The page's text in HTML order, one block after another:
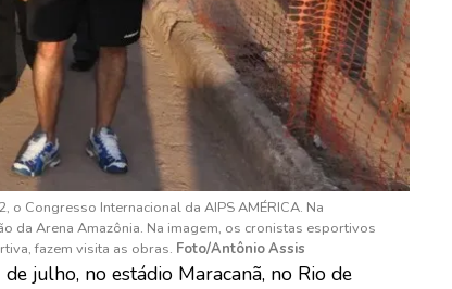
Congresso Internacional da AIPS AMÉRICA. Na
da Arena Amazônia. Na imagem, os cronistas esportivos
fazem visita as obras. Foto/Antônio Assis
julho, no estádio Maracanã, no Rio de